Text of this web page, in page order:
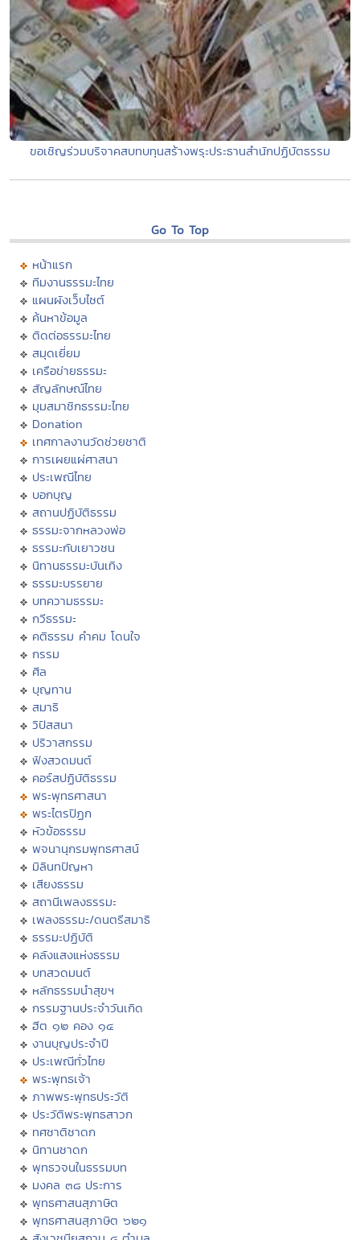
ขอเชิญร่วมบริจาคสบทบทุนสร้างพรุะประธานสำนักปฏิบัตธรรม
Go To Top
หน้าแรก
ทีมงานธรรมะไทย
แผนผังเว็บไซต์
ค้นหาข้อมูล
ติดต่อธรรมะไทย
สมุดเยี่ยม
เครือข่ายธรรมะ
สัญลักษณ์ไทย
มุมสมาชิกธรรมะไทย
Donation
เทศกาลงานวัดช่วยชาติ
การเผยแผ่ศาสนา
ประเพณีไทย
บอกบุญ
สถานปฏิบัติธรรม
ธรรมะจากหลวงพ่อ
ธรรมะกับเยาวชน
นิทานธรรมะบันเทิง
ธรรมะบรรยาย
บทความธรรมะ
กวีธรรมะ
คติธรรม คำคม โดนใจ
กรรม
ศีล
บุญทาน
สมาธิ
วิปัสสนา
ปริวาสกรรม
ฟังสวดมนต์
คอร์สปฏิบัติธรรม
พระพุทธศาสนา
พระไตรปิฏก
หัวข้อธรรม
พจนานุกรมพุทธศาสน์
มิลินทปัญหา
เสียงธรรม
สถานีเพลงธรรมะ
เพลงธรรมะ/ดนตรีสมาธิ
ธรรมะปฏิบัติ
คลังแสงแห่งธรรม
บทสวดมนต์
หลักธรรมนำสุขฯ
กรรมฐานประจำวันเกิด
ฮีต ๑๒ คอง ๑๔
งานบุญประจำปี
ประเพณีทั่วไทย
พระพุทธเจ้า
ภาพพระพุทธประวัติ
ประวัติพระพุทธสาวก
ทศชาติชาดก
นิทานชาดก
พุทธวจนในธรรมบท
มงคล ๓๘ ประการ
พุทธศาสนสุภาษิต
พุทธศาสนสุภาษิต ๖๒๑